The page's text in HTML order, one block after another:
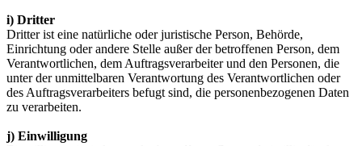
i) Dritter
Dritter ist eine natürliche oder juristische Person, Behörde,
Einrichtung oder andere Stelle außer der betroffenen Person, dem
Verantwortlichen, dem Auftragsverarbeiter und den Personen, die
unter der unmittelbaren Verantwortung des Verantwortlichen oder
des Auftragsverarbeiters befugt sind, die personenbezogenen Daten
zu verarbeiten.
j) Einwilligung